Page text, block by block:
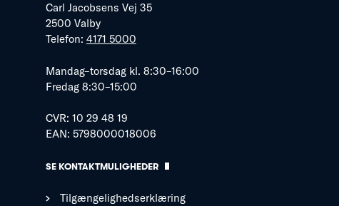
Carl Jacobsens Vej 35
2500 Valby
Telefon: 4171 5000
Mandag–torsdag kl. 8:30–16:00
Fredag 8:30–15:00
CVR: 10 29 48 19
EAN: 5798000018006
SE KONTAKTMULIGHEDER
Tilgængelighedserklæring